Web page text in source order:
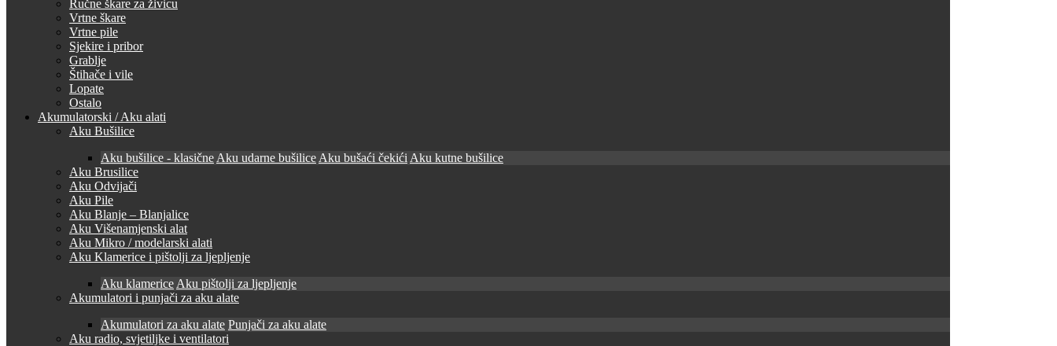
Ručne škare za živicu
Vrtne škare
Vrtne pile
Sjekire i pribor
Grablje
Štihače i vile
Lopate
Ostalo
Akumulatorski / Aku alati
Aku Bušilice
Aku bušilice - klasične Aku udarne bušilice Aku bušaći čekići Aku kutne bušilice
Aku Brusilice
Aku Odvijači
Aku Pile
Aku Blanje – Blanjalice
Aku Višenamjenski alat
Aku Mikro / modelarski alati
Aku Klamerice i pištolji za ljepljenje
Aku klamerice Aku pištolji za ljepljenje
Akumulatori i punjači za aku alate
Akumulatori za aku alate Punjači za aku alate
Aku radio, svjetiljke i ventilatori